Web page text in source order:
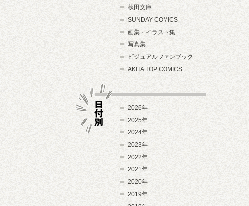
秋田文庫
SUNDAY COMICS
画集・イラスト集
写真集
ビジュアルファンブック
AKITA TOP COMICS
2026年
2025年
2024年
2023年
2022年
2021年
2020年
2019年